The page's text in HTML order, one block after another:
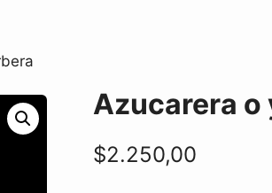
Azucarera o
$2.250,00